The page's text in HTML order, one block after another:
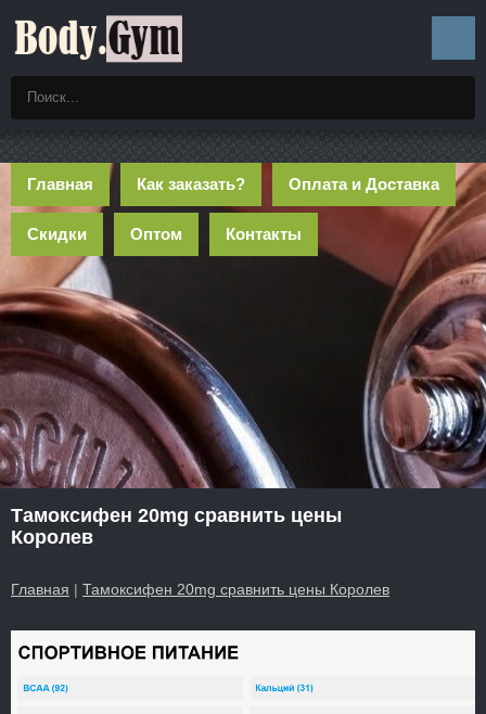
Главная Как заказать? Оплата и Доставка
Скидки Оптом Контакты
Тамоксифен 20mg сравнить цены
Королев
Главная | Тамоксифен 20mg сравнить цены Королев